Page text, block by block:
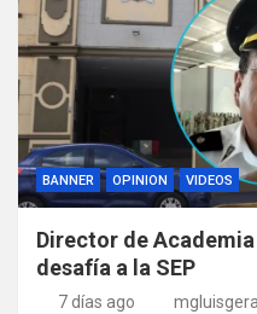
BANNER OPINION VIDEOS
Director de
desafía a la SEP
7 días ago